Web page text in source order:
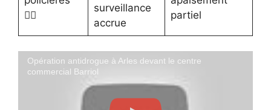
👮‍♀️
surveillance
accrue
partiel
Opération antidrogue à Arles devant le centre
commercial Barriol